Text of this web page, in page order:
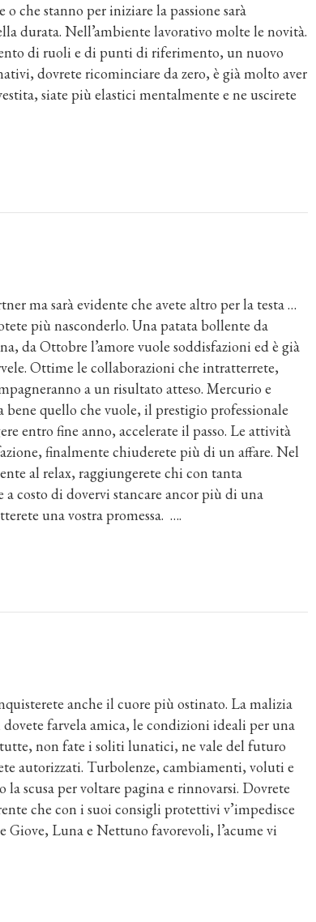
che stanno per iniziare la passione sarà
durata. Nell’ambiente lavorativo molte le novità.
di ruoli e di punti di riferimento, un nuovo
dovrete ricominciare da zero, è già molto aver
siate più elastici mentalmente e ne uscirete
ma sarà evidente che avete altro per la testa …
più nasconderlo. Una patata bollente da
da Ottobre l’amore vuole soddisfazioni ed è già
Ottime le collaborazioni che intratterrete,
a un risultato atteso. Mercurio e
bene quello che vuole, il prestigio professionale
entro fine anno, accelerate il passo. Le attività
finalmente chiuderete più di un affare. Nel
al relax, raggiungerete chi con tanta
a costo di dovervi stancare ancor più di una
una vostra promessa. ….
anche il cuore più ostinato. La malizia
farvela amica, le condizioni ideali per una
non fate i soliti lunatici, ne vale del futuro
autorizzati. Turbolenze, cambiamenti, voluti e
scusa per voltare pagina e rinnovarsi. Dovrete
che con i suoi consigli protettivi v’impedisce
Giove, Luna e Nettuno favorevoli, l’acume vi